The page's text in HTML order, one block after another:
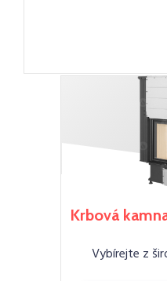
Krbová
Vybírejte z